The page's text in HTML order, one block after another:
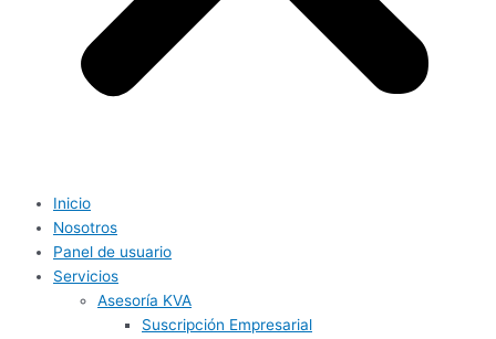
Inicio
Nosotros
Panel de usuario
Servicios
Asesoría KVA
Suscripción Empresarial